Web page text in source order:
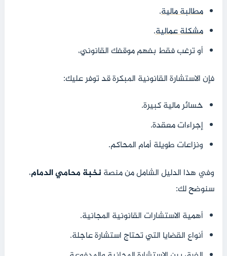
مطالبة مالية.
مشكلة عمالية.
أو ترغب فقط بفهم موقفك القانوني،
فإن الاستشارة القانونية المبكرة قد توفر عليك:
خسائر مالية كبيرة.
إجراءات معقدة.
ونزاعات طويلة أمام المحاكم.
وفي هذا الدليل الشامل من منصة نخبة محامي الدمام،
سنوضح لك:
أهمية الاستشارات القانونية المجانية.
أنواع القضايا التي تحتاج استشارة عاجلة.